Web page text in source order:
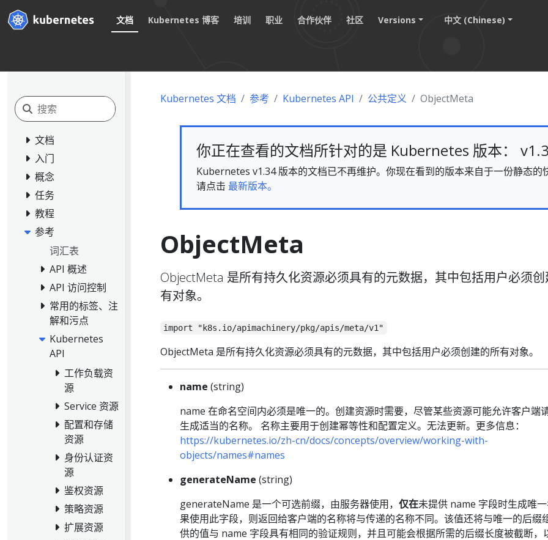
文档 Kubernetes 博客 培训 职业 合作伙伴 社区 Versions 中文 (Chinese)
文档
入门
概念
任务
教程
参考
词汇表
API 概述
API 访问控制
常用的标签、注
解和污点
Kubernetes
API
工作负载资
源
Service 资源
配置和存储
资源
身份认证资
源
鉴权资源
策略资源
扩展资源
Kubernetes 文档 参考 Kubernetes API 公共定义 ObjectMeta
你正在查看的文档所针对的是 Kubernetes 版本：
Kubernetes v1.34 版本的文档已不再维护。你现在看到的版本来自于一份静态的
请点击 最新版本。
ObjectMeta
ObjectMeta 是所有持久化资源必须具有的元数据，其中包括用户必须
有对象。
import "k8s.io/apimachinery/pkg/apis/meta/v1"
ObjectMeta 是所有持久化资源必须具有的元数据，其中包括用户必须创建的所有对象。
name (string)
name 在命名空间内必须是唯一的。创建资源时需要，尽管某些资源可能允许客户端
生成适当的名称。 名称主要用于创建幂等性和配置定义。无法更新。更多信息：
https://kubernetes.io/zh-cn/docs/concepts/overview/working-with-
objects/names#names
generateName (string)
generateName 是一个可选前缀，由服务器使用， 仅在未提供 name 字段时生成唯
果使用此字段，则返回给客户端的名称将与传递的名称不同。该值还将与唯一的后缀
供的值与 name 字段具有相同的验证规则，并且可能会根据所需的后缀长度被截断，